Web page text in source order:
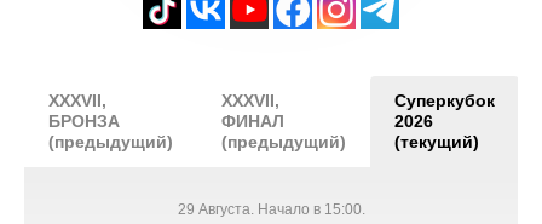
XXXVII,
БРОНЗА
(предыдущий)
XXXVII,
ФИНАЛ
(предыдущий)
Суперкубок
2026
(текущий)
29 Августа. Начало в 15:00.